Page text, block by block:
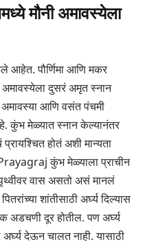
मौनी अमावस्येला
आहेत. पौर्णिमा आणि मकर
अमावस्येला दुसरं अमृत स्नान
आणि वसंत पंचमी
कुंभ मेळ्यात स्नान केल्यानंतर
होतं अशी मान्यता
कुंभ मेळ्याला प्राचीन
वास असतो असं मानलं
शांतीसाठी अर्घ्य दिल्यास
अडचणी दूर होतील. पण अर्घ्य
देऊन चालत नाही. यासाठी